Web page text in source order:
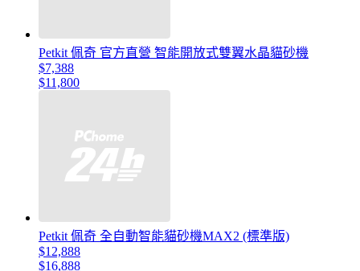
Petkit 佩奇 官方直營 智能開放式雙翼水晶貓砂機
$7,388
$11,800
Petkit 佩奇 全自動智能貓砂機MAX2 (標準版)
$12,888
$16,888